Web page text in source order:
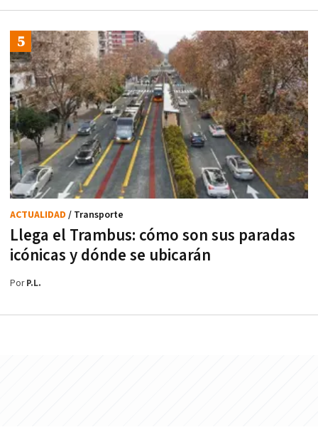
Llega el Trambus: cómo son sus paradas
icónicas y dónde se ubicarán
ACTUALIDAD / Transporte
PorP.L.